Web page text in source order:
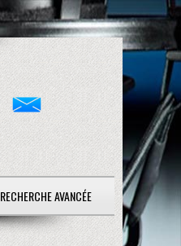
RECHERCHE AVANCÉE